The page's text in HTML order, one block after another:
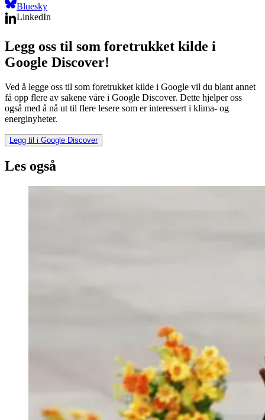
Bluesky
LinkedIn
Legg oss til som foretrukket kilde i
Google Discover!
Ved å legge oss til som foretrukket kilde i Google vil du blant annet
få opp flere av sakene våre i Google Discover. Dette hjelper oss
også med å nå ut til flere lesere som er interessert i klima- og
energinyheter.
Legg til i Google Discover
Les også